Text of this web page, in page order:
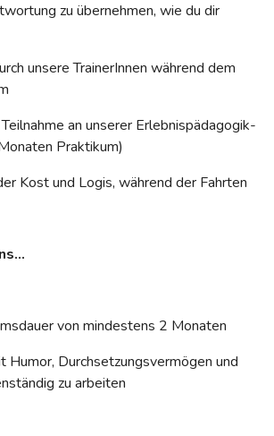
zu übernehmen, wie du dir
unsere TrainerInnen während dem
an unserer Erlebnispädagogik-
Praktikum)
Kost und Logis, während der Fahrten
von mindestens 2 Monaten
Durchsetzungsvermögen und
zu arbeiten